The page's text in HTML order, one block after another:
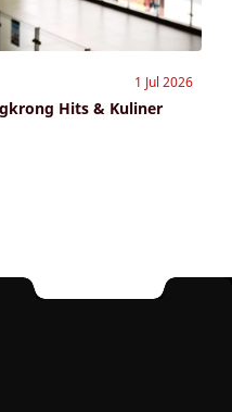
1 Jul 2026
Hits & Kuliner